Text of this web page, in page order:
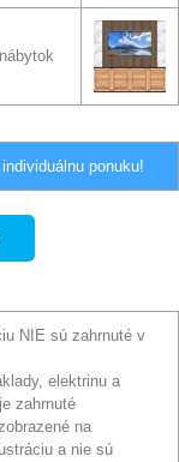
ponuku!
NIE sú zahrnuté v
elektrinu a
zahrnuté
na
a nie sú